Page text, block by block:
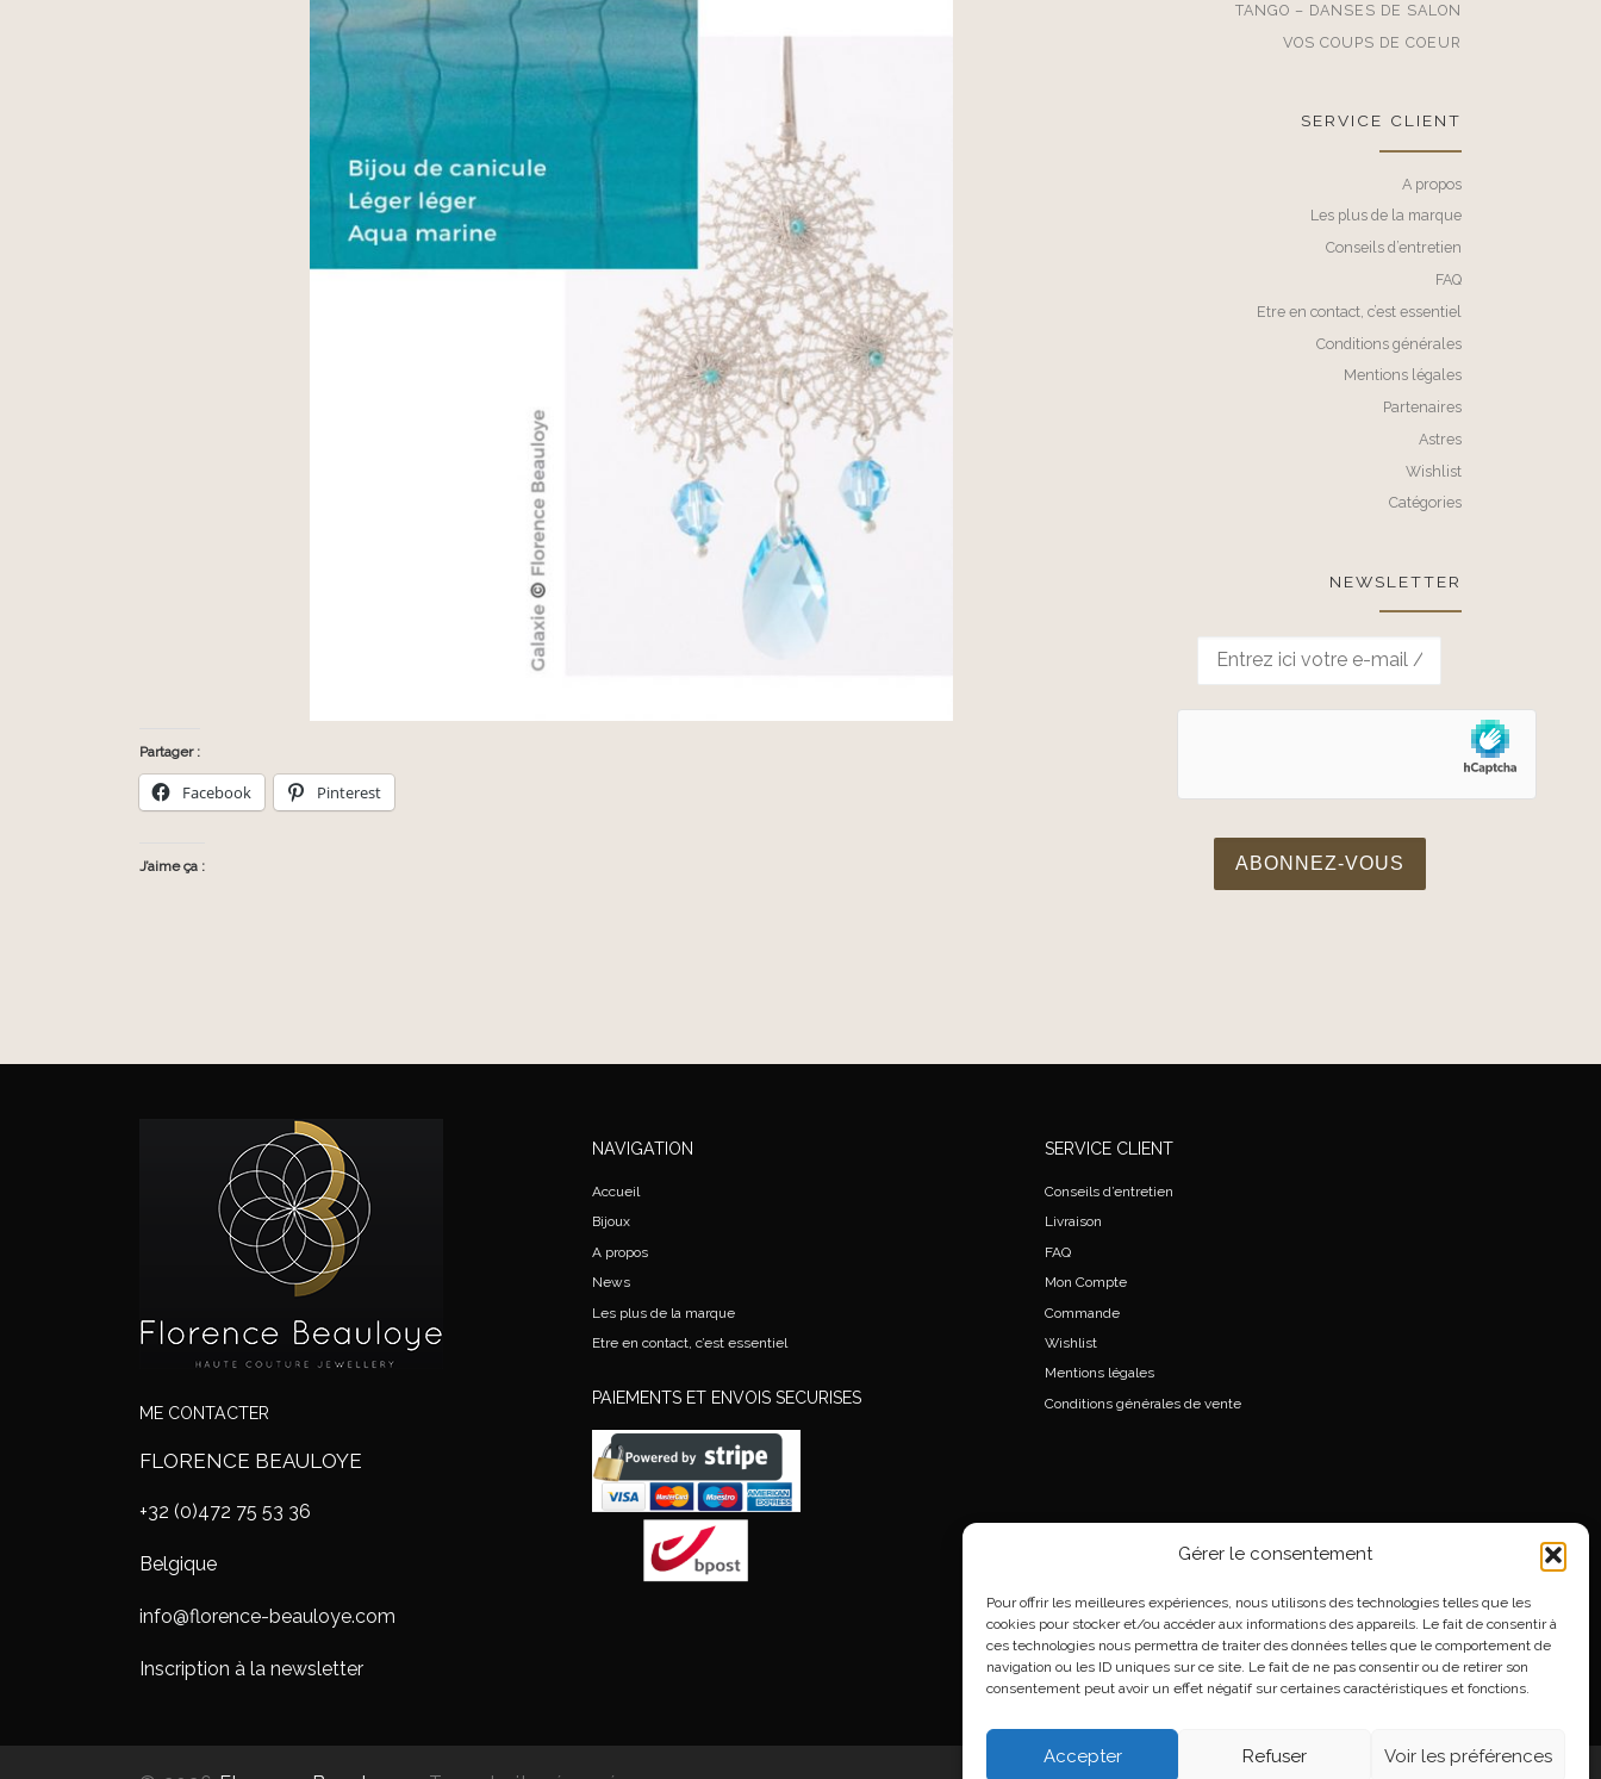
Gérer le consentement
Pour offrir les meilleures expériences, nous utilisons des technologies telles que les
cookies pour stocker et/ou accéder aux informations des appareils. Le fait de consentir à
ces technologies nous permettra de traiter des données telles que le comportement de
navigation ou les ID uniques sur ce site. Le fait de ne pas consentir ou de retirer son
consentement peut avoir un effet négatif sur certaines caractéristiques et fonctions.
Accepter Refuser Voir les préférences
Partager :
Facebook Pinterest
J’aime ça :
TANGO – DANSES DE SALON
VOS COUPS DE COEUR
SERVICE CLIENT
A propos
Les plus de la marque
Conseils d’entretien
FAQ
Etre en contact, c’est essentiel
Conditions générales
Mentions légales
Partenaires
Astres
Wishlist
Catégories
NEWSLETTER
ME CONTACTER
FLORENCE BEAULOYE
+32 (0)472 75 53 36
Belgique
info@florence-beauloye.com
Inscription à la newsletter
NAVIGATION
Accueil
Bijoux
A propos
News
Les plus de la marque
Etre en contact, c’est essentiel
PAIEMENTS ET ENVOIS SECURISES
SERVICE CLIENT
Conseils d’entretien
Livraison
FAQ
Mon Compte
Commande
Wishlist
Mentions légales
Conditions générales de vente